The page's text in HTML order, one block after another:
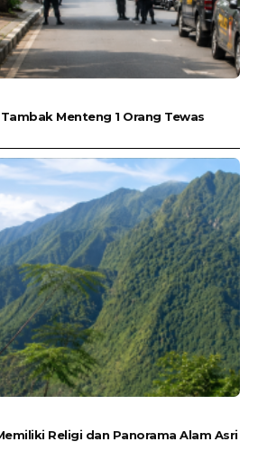
Menteng 1 Orang Tewas
Religi dan Panorama Alam Asri